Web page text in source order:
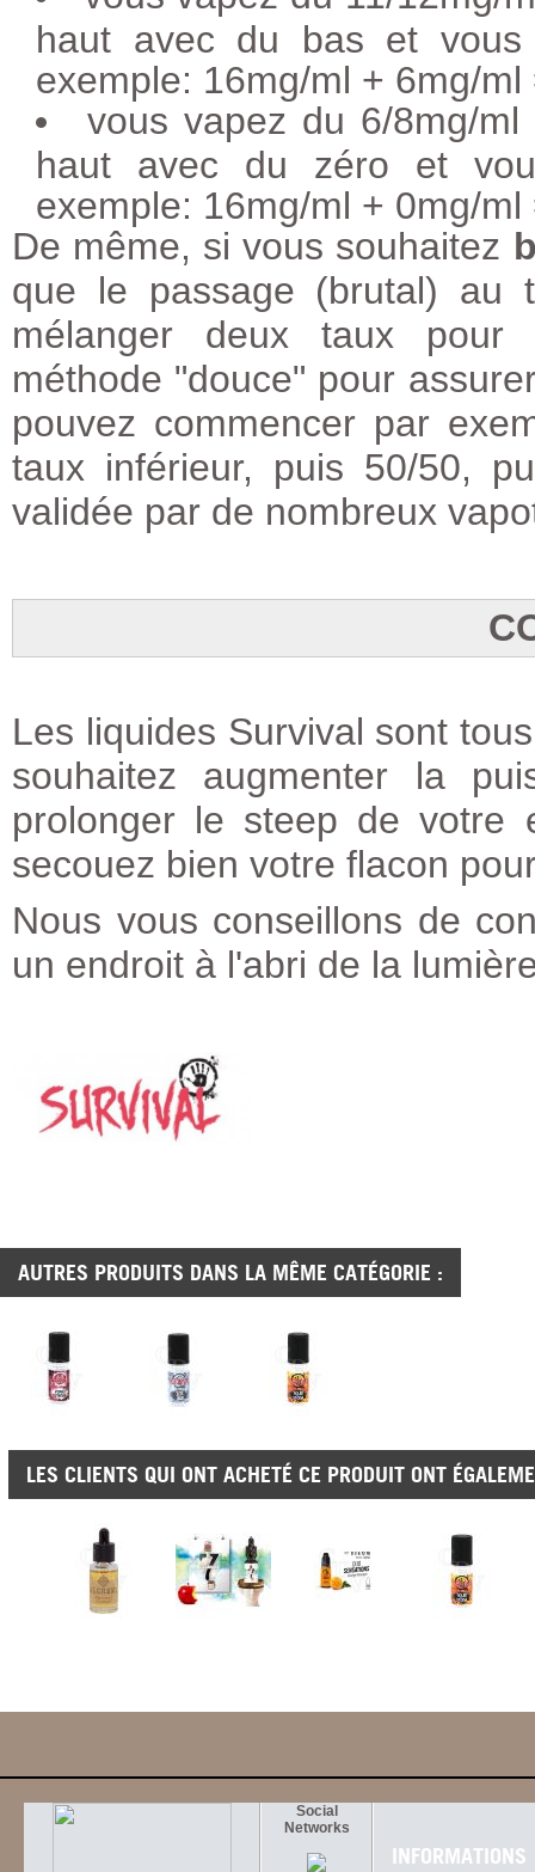
haut avec du bas et vous
exemple: 16mg/ml + 6mg/
vous vapez du 6/8mg/
haut avec du zéro et
exemple: 16mg/ml + 0mg/
De même, si vous souhaitez
que le passage (brutal) au
mélanger deux taux pour
méthode "douce" pour
pouvez commencer par
taux inférieur, puis 50/50,
validée par de nombreux
Les liquides Survival sont
souhaitez augmenter la
prolonger le steep de votre
secouez bien votre flacon
Nous vous conseillons de
un endroit à l'abri de la
AUTRES PRODUITS DANS LA MÊME CATÉGORIE :
LES CLIENTS QUI ONT ACHETÉ CE PRODUIT ONT
Social
Networks
INFORMATIONS